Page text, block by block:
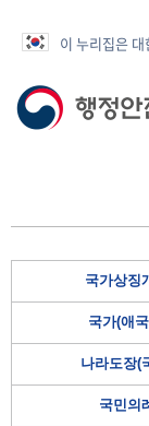
이 누리집은
국가상징
국가(애
나라도장(
국민의